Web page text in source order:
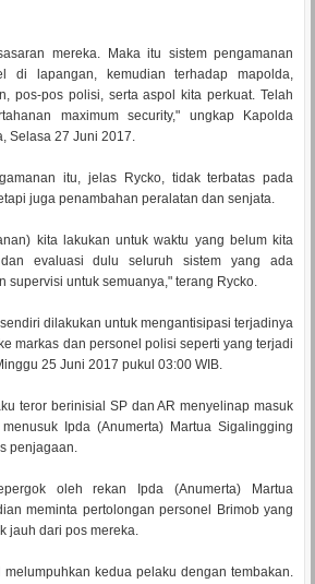
mereka. Maka itu sistem pengamanan
di lapangan, kemudian terhadap mapolda,
pos-pos polisi, serta aspol kita perkuat. Telah
maximum security," ungkap Kapolda
Selasa 27 Juni 2017.
itu, jelas Rycko, tidak terbatas pada
juga penambahan peralatan dan senjata.
kita lakukan untuk waktu yang belum kita
evaluasi dulu seluruh sistem yang ada
supervisi untuk semuanya," terang Rycko.
dilakukan untuk mengantisipasi terjadinya
markas dan personel polisi seperti yang terjadi
25 Juni 2017 pukul 03:00 WIB.
teror berinisial SP dan AR menyelinap masuk
Ipda (Anumerta) Martua Sigalingging
penjagaan.
oleh rekan Ipda (Anumerta) Martua
meminta pertolongan personel Brimob yang
jauh dari pos mereka.
melumpuhkan kedua pelaku dengan tembakan.